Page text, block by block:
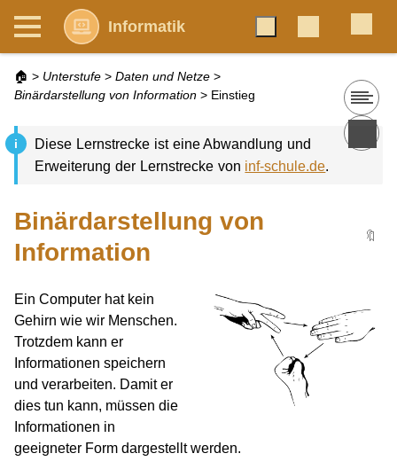
Informatik
🏠 > Unterstufe > Daten und Netze >
Binärdarstellung von Information > Einstieg
Diese Lernstrecke ist eine Abwandlung und
Erweiterung der Lernstrecke von inf-schule.de.
Binärdarstellung von
Information
🔖
Ein Computer hat kein
Gehirn wie wir Menschen.
Trotzdem kann er
Informationen speichern
und verarbeiten. Damit er
dies tun kann, müssen die
Informationen in
geeigneter Form dargestellt werden.